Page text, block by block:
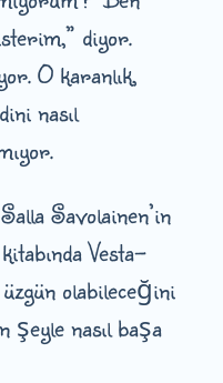
diyor.
O karanlık,
nasıl
Savolainen’in
Vesta-
olabileceğini
şeyle nasıl başa